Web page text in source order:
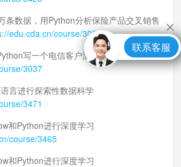
条数据，用Python分析保险产品交叉销售
edu.cda.cn/course/3030
写一个电信客户流失预测模型
3037
言进行探索性数据科学
3471
和Python进行深度学习
course/3465
和Python进行深度学习
联系客服